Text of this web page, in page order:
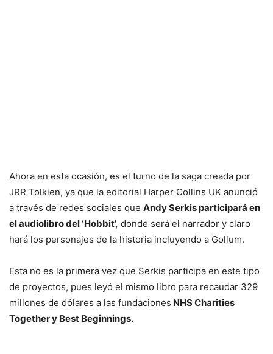
Ahora en esta ocasión, es el turno de la saga creada por
JRR Tolkien, ya que la editorial Harper Collins UK anunció
a través de redes sociales que Andy Serkis participará en
el audiolibro del ‘Hobbit’, donde será el narrador y claro
hará los personajes de la historia incluyendo a Gollum.
Esta no es la primera vez que Serkis participa en este tipo
de proyectos, pues leyó el mismo libro para recaudar 329
millones de dólares a las fundaciones NHS Charities
Together y Best Beginnings.